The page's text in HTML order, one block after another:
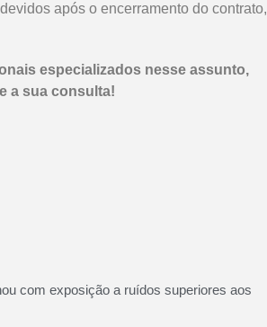
após o encerramento do contrato,
especializados nesse assunto,
a sua consulta!
com exposição a ruídos superiores aos